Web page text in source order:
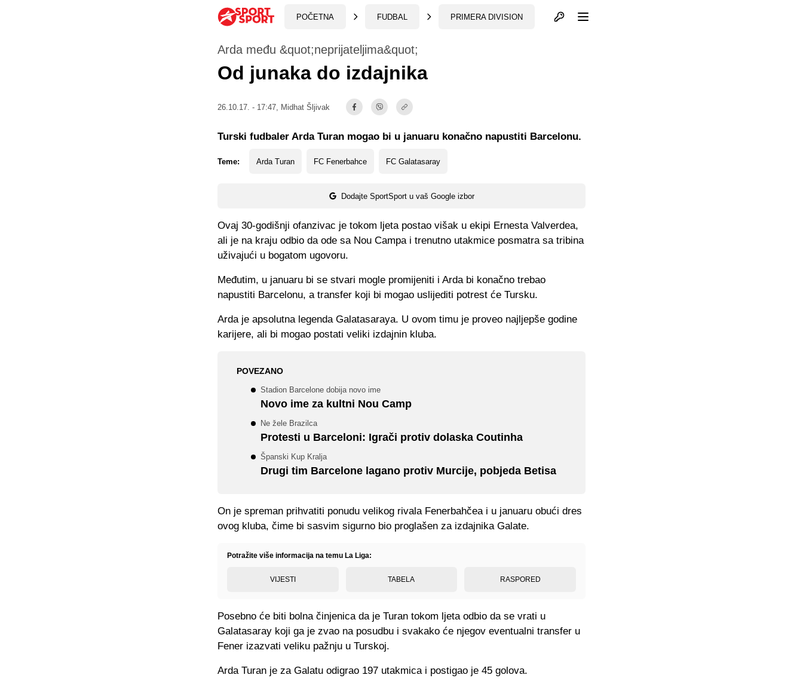
POČETNA FUDBAL PRIMERA DIVISION Otvori profil
Arda među &quot;neprijateljima&quot;
Od junaka do izdajnika
26.10.17. - 17:47, Midhat Šljivak
Teme: Arda Turan FC Fenerbahce FC Galatasaray
Dodajte SportSport u vaš Google izbor
Turski fudbaler Arda Turan mogao bi u januaru konačno napustiti Barcelonu.
Ovaj 30-godišnji ofanzivac je tokom ljeta postao višak u ekipi Ernesta Valverdea,
ali je na kraju odbio da ode sa Nou Campa i trenutno utakmice posmatra sa tribina
uživajući u bogatom ugovoru.
Međutim, u januaru bi se stvari mogle promijeniti i Arda bi konačno trebao
napustiti Barcelonu, a transfer koji bi mogao uslijediti potrest će Tursku.
Arda je apsolutna legenda Galatasaraya. U ovom timu je proveo najljepše godine
karijere, ali bi mogao postati veliki izdajnin kluba.
POVEZANO
Stadion Barcelone dobija novo ime
Novo ime za kultni Nou Camp
Ne žele Brazilca
Protesti u Barceloni: Igrači protiv dolaska Coutinha
Španski Kup Kralja
Drugi tim Barcelone lagano protiv Murcije, pobjeda Betisa
On je spreman prihvatiti ponudu velikog rivala Fenerbahčea i u januaru obući dres
ovog kluba, čime bi sasvim sigurno bio proglašen za izdajnika Galate.
Potražite više informacija na temu La Liga:
VIJESTI TABELA RASPORED
Posebno će biti bolna činjenica da je Turan tokom ljeta odbio da se vrati u
Galatasaray koji ga je zvao na posudbu i svakako će njegov eventualni transfer u
Fener izazvati veliku pažnju u Turskoj.
Arda Turan je za Galatu odigrao 197 utakmica i postigao je 45 golova.